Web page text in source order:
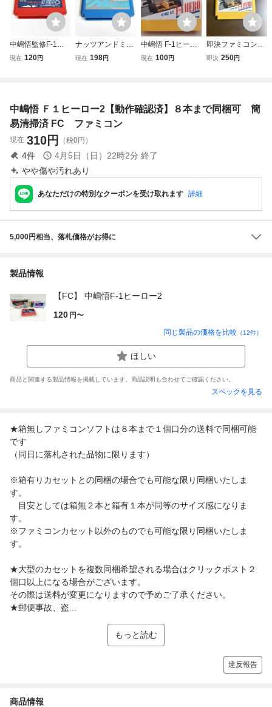
中嶋悟監修F-1ヒ
ーロー2 中嶋悟 F1
ン
現在 120円
ナッツアンドミル
ク【動作確認済】
現在 198円
中嶋悟 F-1ヒーロ
ー VRE-F1 VARIE
1-HERO バリエ F
現在 100円
即決ファミコンソ
フト 中嶋悟 Ｆ１
即決 250円
中嶋悟 Ｆ１ヒーロー2【動作確認済】８本まで同梱可 簡
易清掃済 FC ファミコン
現在 310円 （税0円）
4件 4月5日（日）22時2分 終了
やや傷や汚れあり
あなただけの特別なクーポンを受け取れます 詳細
5,000円相当、落札価格がお得に
製品情報
【FC】 中嶋悟F-1ヒーロー2
120 円〜
同じ製品の価格を比較 （12件）
ほしい
商品と関連する製品情報を掲載しています。商品説明も合わせてご確認ください。
スペックを見る
★箱無しファミコンソフトは８本まで１個口分の送料で同梱可能
です
（同日に落札された品物に限ります）
※箱有りカセットとの同梱の場合でも可能な限り同梱いたしま
す。
目安としては箱無２本と箱有１本が同等のサイズ感になりま
す。
※ファミコンカセット以外のものでも可能な限り同梱いたしま
す。
★大型のカセットを複数同梱希望される場合はクリックポスト２
個口以上になる場合がございます。
その際は送料が変更になりますので予めご了承ください。
★郵便事故、盗...
もっと読む
違反報告
商品情報